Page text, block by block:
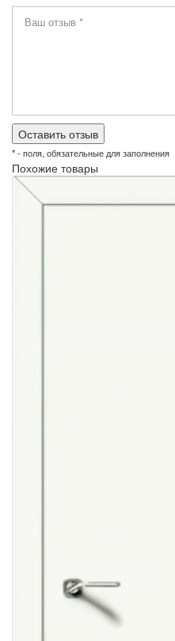
* - поля, обязательные для заполнения
Похожие товары